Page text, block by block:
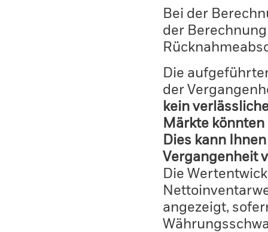
Bei der
der
Die
der
kein
Märkte
Dies kann
Vergangenheit
Die
angezeigt,